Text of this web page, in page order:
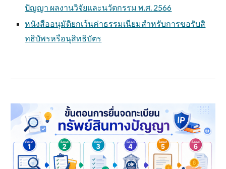
ปัญญา ผลงานวิจัยและนวัตกรรม พ.ศ. 2566
หนังสืออนุมัติยกเว้นค่าธรรมเนียมสำหรับการขอรับสิ
ทธิบัพรหรือนุสิทธิบัตร